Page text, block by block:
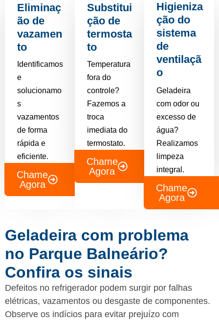
Eliminaç
ão de
vazamen
to
Identificamos
e
solucionamo
s
vazamentos
de forma
rápida e
eficiente.
Chame
Agora
Substitui
ção de
termosta
to
Temperatura
fora do
controle?
Fazemos a
troca
imediata do
termostato.
Chame
Agora
Higieniza
ção do
sistema
de
ventilaçã
o
Geladeira
com odor ou
excesso de
água?
Realizamos
limpeza
integral.
Chame
Agora
Geladeira com problema
no Parque Balneário?
Confira os sinais
Defeitos no refrigerador podem surgir por falhas
elétricas, vazamentos ou desgaste de componentes.
Observe os indícios para evitar prejuízo com